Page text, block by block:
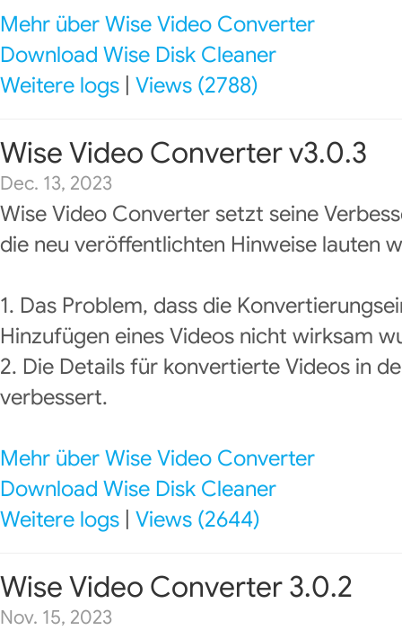
Mehr über Wise Video Converter
Download Wise Disk Cleaner
Weitere logs Views (2788)
Wise Video Converter v3.0.3
Dec. 13, 2023
Wise Video Converter setzt seine
die neu veröffentlichten Hinweise lauten
1. Das Problem, dass die
Hinzufügen eines Videos nicht wirksam
2. Die Details für konvertierte Videos in
verbessert.
Mehr über Wise Video Converter
Download Wise Disk Cleaner
Weitere logs Views (2644)
Wise Video Converter 3.0.2
Nov. 15, 2023